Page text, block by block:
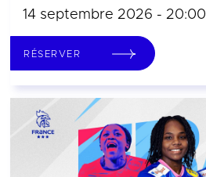
14 septembre 2026 - 20:00
RÉSERVER